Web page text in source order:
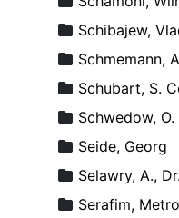
Schibajew,
Schmemann,
Schubart, S.
Schwedow, O.
Seide, Georg
Selawry, A., Dr.
Serafim,